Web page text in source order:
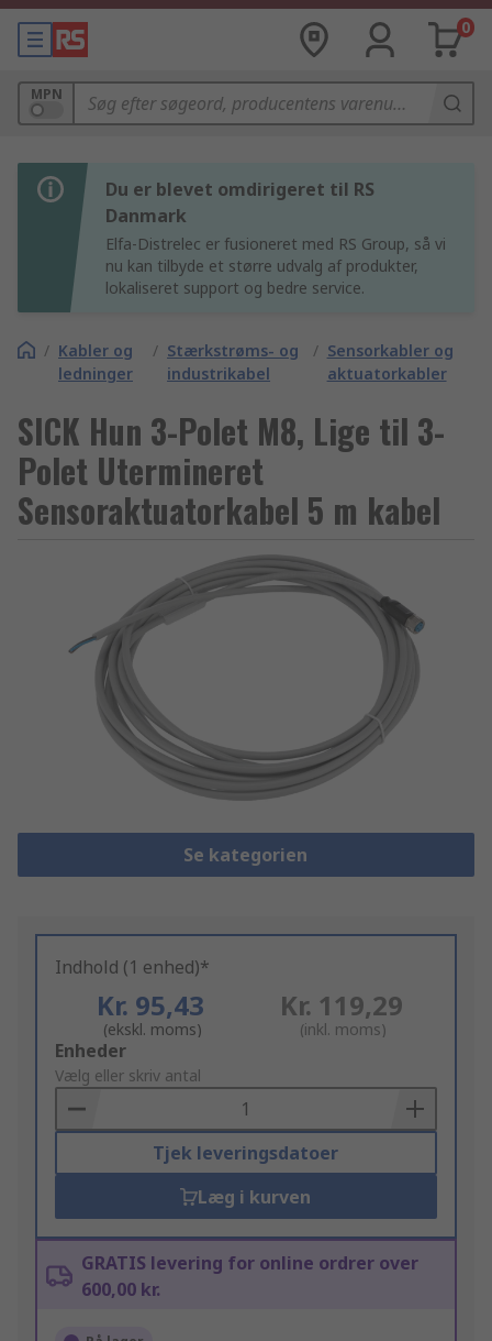
0
MPN
Du er blevet omdirigeret til RS
Danmark
Elfa-Distrelec er fusioneret med RS Group, så vi
nu kan tilbyde et større udvalg af produkter,
lokaliseret support og bedre service.
/ Kabler og
ledninger
/ Stærkstrøms- og
industrikabel
/ Sensorkabler og
aktuatorkabler
SICK Hun 3-Polet M8, Lige til 3-
Polet Utermineret
Sensoraktuatorkabel 5 m kabel
Se kategorien
Indhold (1 enhed)*
Kr. 95,43
(ekskl. moms)
Kr. 119,29
(inkl. moms)
Add
to
Basket
Enheder
Vælg eller skriv antal
Tjek leveringsdatoer
Læg i kurven
GRATIS levering for online ordrer over
600,00 kr.